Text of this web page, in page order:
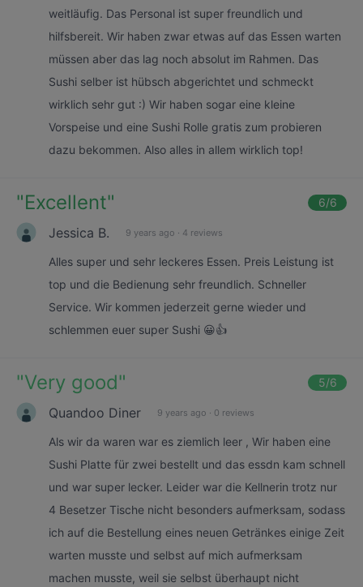
weitläufig. Das Personal ist super freundlich und
hilfsbereit. Wir haben zwar etwas auf das Essen warten
müssen aber das lag noch absolut im Rahmen. Das
Sushi selber ist hübsch abgerichtet und schmeckt
wirklich sehr gut :) Wir haben sogar eine kleine
Vorspeise und eine Sushi Rolle gratis zum probieren
dazu bekommen. Also alles in allem wirklich top!
"Excellent" 6/6
Jessica B. 9 years ago · 4 reviews
Alles super und sehr leckeres Essen. Preis Leistung ist
top und die Bedienung sehr freundlich. Schneller
Service. Wir kommen jederzeit gerne wieder und
schlemmen euer super Sushi 😀👍
"Very good" 5/6
Quandoo Diner 9 years ago · 0 reviews
Als wir da waren war es ziemlich leer , Wir haben eine
Sushi Platte für zwei bestellt und das essdn kam schnell
und war super lecker. Leider war die Kellnerin trotz nur
4 Besetzer Tische nicht besonders aufmerksam, sodass
ich auf die Bestellung eines neuen Getränkes einige Zeit
warten musste und selbst auf mich aufmerksam
machen musste, weil sie selbst überhaupt nicht